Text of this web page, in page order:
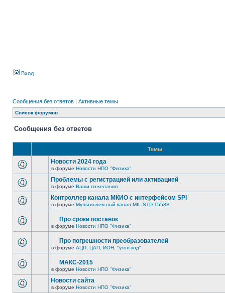
Вход
Сообщения без ответов | Активные темы
Список форумов
Сообщения без ответов
Темы
Новости 2024 года
в форуме Новости НПО "Физика"
Проблемы с регистрацией или активацией
в форуме Ваши пожелания
Контроллер канала МКИО с интерфейсом SPI
в форуме Мультиплексный канал MIL-STD-1553B
Про сроки поставок
в форуме Новости НПО "Физика"
Про погрешности преобразователей
в форуме АЦП, ЦАП, ИОН, "угол-код"
МАКС-2015
в форуме Новости НПО "Физика"
Новости сайта
в форуме Новости НПО "Физика"